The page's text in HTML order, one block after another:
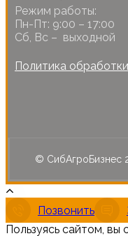
Режим работы:
Пн-Пт: 9:00 – 17:00
Сб, Вс – выходной
Политика
© СибАгроБизнес
Позвонить
Пользуясь сайтом, вы